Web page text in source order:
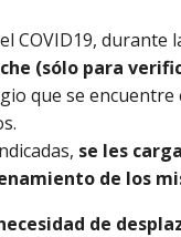
COVID19, durante
(sólo para
que se
se les
de los
de